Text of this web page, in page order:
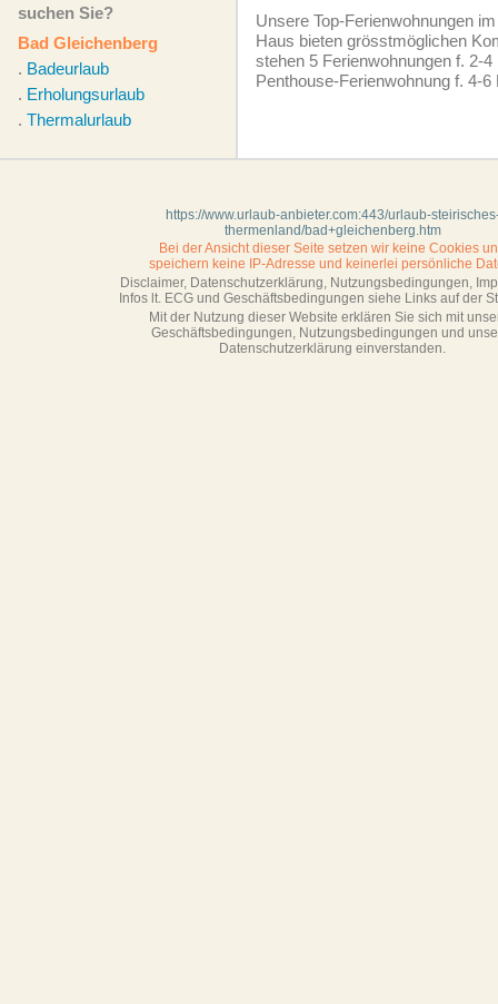
suchen Sie?
Bad Gleichenberg
. Badeurlaub
. Erholungsurlaub
. Thermalurlaub
Unsere Top-Ferien­wohnungen
Haus bieten grösstmöglichen
stehen 5 Ferien­wohnungen f. 2-4
Penthouse-Ferien­wohnung f. 4-6
https://www.urlaub-anbieter.com:443/urlaub-
thermenland/bad+gleichenberg.htm
Bei der Ansicht dieser Seite setzen wir keine Cookies
speichern keine IP-Adresse und keinerlei persönliche
Disclaimer, Datenschutzerklärung, Nutzungsbedingungen,
Infos lt. ECG und Geschäftsbedingungen siehe Links auf der
Mit der Nutzung dieser Website erklären Sie sich mit
Geschäftsbedin­gungen, Nutzungsbedingungen und
Datenschutzerklärung einverstanden.